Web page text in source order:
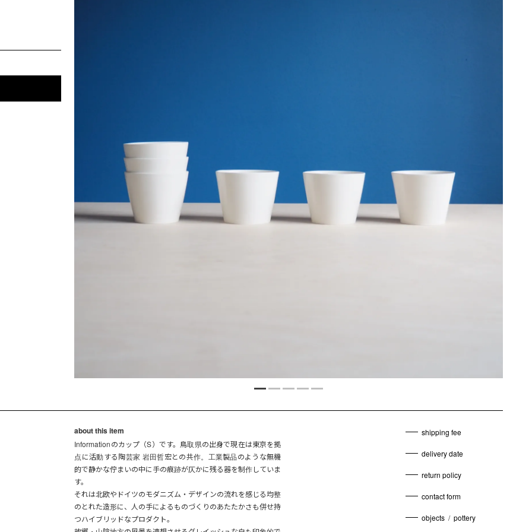
about this item
Informationのカップ（S）です。鳥取県の出身で現在は東京を拠
点に活動する陶芸家 岩田哲宏との共作。工業製品のような無機
的で静かな佇まいの中に手の痕跡が仄かに残る器を制作していま
す。
それは北欧やドイツのモダニズム・デザインの流れを感じる均整
のとれた造形に、人の手によるものづくりのあたたかさも併せ持
つハイブリッドなプロダクト。
shipping fee
delivery date
return policy
contact form
objects / pottery